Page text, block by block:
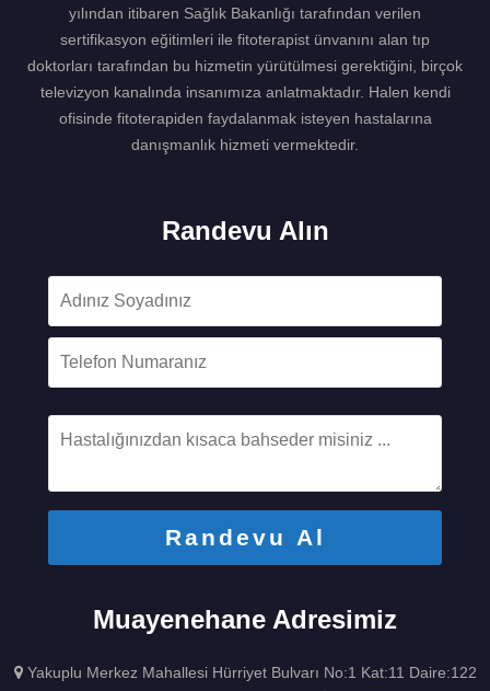
yılından itibaren Sağlık Bakanlığı tarafından verilen
sertifikasyon eğitimleri ile fitoterapist ünvanını alan tıp
doktorları tarafından bu hizmetin yürütülmesi gerektiğini, birçok
televizyon kanalında insanımıza anlatmaktadır. Halen kendi
ofisinde fitoterapiden faydalanmak isteyen hastalarına
danışmanlık hizmeti vermektedir.
Randevu Alın
Muayenehane Adresimiz
Yakuplu Merkez Mahallesi Hürriyet Bulvarı No:1 Kat:11 Daire:122